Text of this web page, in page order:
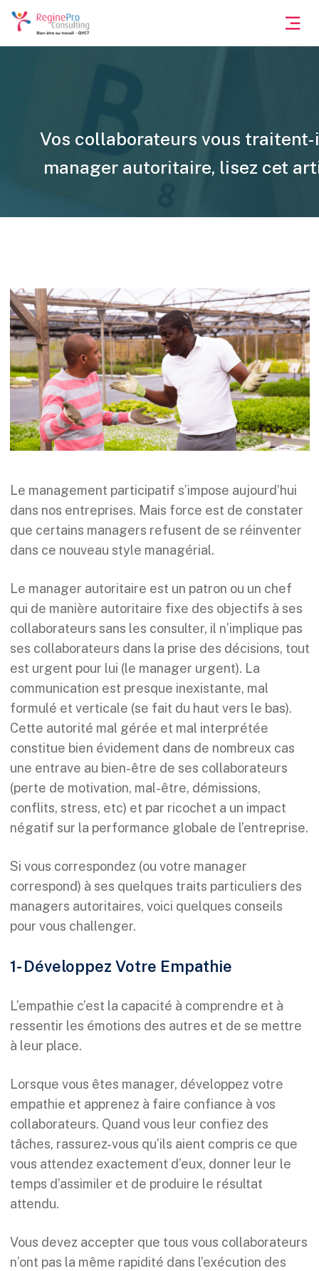
Vos collaborateurs vous
manager autoritaire, lisez cet
Le management participatif s’impose aujourd’hui
dans nos entreprises. Mais force est de constater
que certains managers refusent de se réinventer
dans ce nouveau style managérial.
Le manager autoritaire est un patron ou un chef
qui de manière autoritaire fixe des objectifs à ses
collaborateurs sans les consulter, il n’implique pas
ses collaborateurs dans la prise des décisions, tout
est urgent pour lui (le manager urgent). La
communication est presque inexistante, mal
formulé et verticale (se fait du haut vers le bas).
Cette autorité mal gérée et mal interprétée
constitue bien évidement dans de nombreux cas
une entrave au bien-être de ses collaborateurs
(perte de motivation, mal-être, démissions,
conflits, stress, etc) et par ricochet a un impact
négatif sur la performance globale de l’entreprise.
Si vous correspondez (ou votre manager
correspond) à ses quelques traits particuliers des
managers autoritaires, voici quelques conseils
pour vous challenger.
1- Développez Votre Empathie
L’empathie c’est la capacité à comprendre et à
ressentir les émotions des autres et de se mettre
à leur place.
Lorsque vous êtes manager, développez votre
empathie et apprenez à faire confiance à vos
collaborateurs. Quand vous leur confiez des
tâches, rassurez-vous qu’ils aient compris ce que
vous attendez exactement d’eux, donner leur le
temps d’assimiler et de produire le résultat
attendu.
Vous devez accepter que tous vous collaborateurs
n’ont pas la même rapidité dans l’exécution des